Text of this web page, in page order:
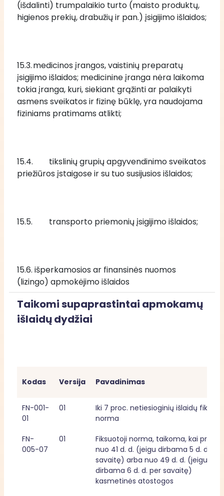
(išdalinti) trumpalaikio turto (maisto produktų,
higienos prekių, drabužių ir pan.) įsigijimo išlaidos;
15.3.	medicinos įrangos, vaistinių preparatų
įsigijimo išlaidos; medicinine įranga nėra laikoma
tokia įranga, kuri, siekiant grąžinti ar palaikyti
asmens sveikatos ir fizinę būklę, yra naudojama
fiziniams pratimams atlikti;
15.4.	tikslinių grupių apgyvendinimo sveikatos
priežiūros įstaigose ir su tuo susijusios išlaidos;
15.5.	transporto priemonių įsigijimo išlaidos;
15.6. išperkamosios ar finansinės nuomos
(lizingo) apmokėjimo išlaidos
Taikomi supaprastintai apmokamų
išlaidų dydžiai
Kodas Versija Pavadinimas
FN-001-
01
01
Iki 7 proc. netiesioginių išlaidų
norma
FN-
005-07
01
Fiksuotoji norma, taikoma, kai
nuo 41 d. d. (jeigu dirbama 5 d. d. per
savaitę) arba nuo 49 d. d. (jeigu
dirbama 6 d. d. per savaitę)
kasmetinės atostogos